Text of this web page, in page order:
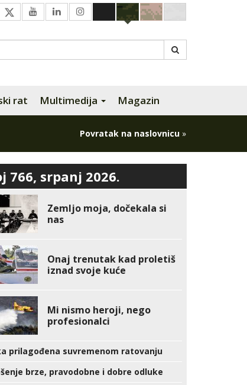
rat Multimedija Magazin
Povratak na naslovnicu »
766, srpanj 2026.
Zemljo moja, dočekala si
nas
Onaj trenutak kad proletiš
iznad svoje kuće
Mi nismo heroji, nego
profesionalci
prilagođena suvremenom ratovanju
brze, pravodobne i dobre odluke